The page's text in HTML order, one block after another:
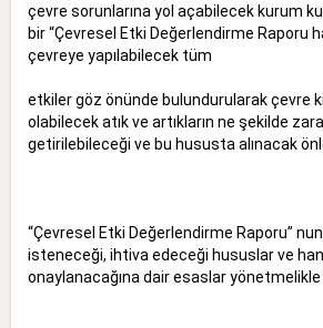
çevre sorunlarına yol açabilecek kurum
bir “Çevresel Etki Değerlendirme Raporu
çevreye yapılabilecek tüm
etkiler göz önünde bulundurularak çevre
olabilecek atık ve artıkların ne şekilde
getirilebileceği ve bu hususta alınacak
“Çevresel Etki Değerlendirme Raporu”
isteneceği, ihtiva edeceği hususlar ve
onaylanacağına dair esaslar yönetmelikle